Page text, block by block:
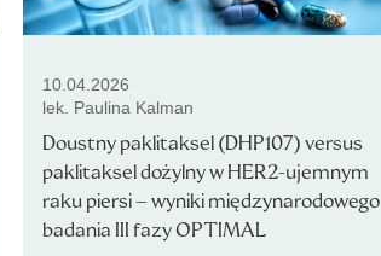
10.04.2026
lek. Paulina Kalman
Doustny paklitaksel (DHP107) versus
paklitaksel dożylny w HER2-ujemnym
raku piersi – wyniki międzynarodowego
badania III fazy OPTIMAL